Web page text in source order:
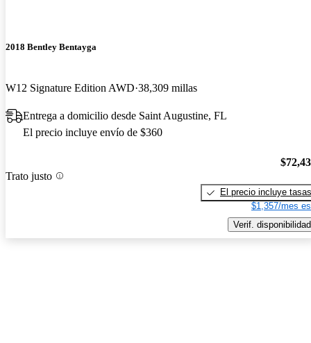
2018 Bentley Bentayga
W12 Signature Edition AWD 38,309 millas
Entrega a domicilio desde Saint Augustine, FL
El precio incluye envío de $360
Trato justo
El precio incluye tasas
$1,357/mes
Verif. disponibilidad